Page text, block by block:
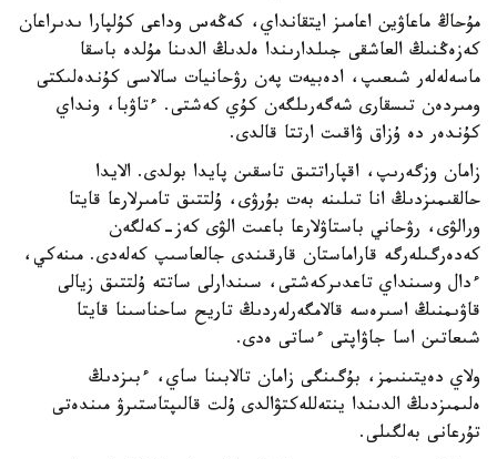
مۇحاڭ ماعاۋين اعامىز ايتقانداي، كەڭەس وداعى كۇلپارا ىدىراعان
كەزەڭنىڭ العاشقى جىلدارىندا ەلدىڭ الدىنا مۇلدە باسقا
ماسەلەلەر شىعىپ، ادەبيەت پەن رۋحانيات سالاسى كۇندەلىكتى
ومىردەن تىسقارى شەگەرىلگەن كۇي كەشتى. ءتاۋبا، ونداي
كۇندەر دە ۇزاق ۋاقىت ارتتا قالدى.
زامان وزگەرىپ، اقپاراتتىق تاسقىن پايدا بولدى. الايدا
حالقىمىزدىڭ انا تىلىنە بەت بۇرۋى، ۇلتتىق تامىرلارعا قايتا
ورالۋى، رۋحاني باستاۋلارعا باعىت الۋى كەز-كەلگەن
كەدەرگىلەرگە قاراماستان قارقىندى جالعاسىپ كەلەدى. مىنەكي،
ءدال وسىنداي تاعدىركەشتى، سىندارلى ساتتە ۇلتتىق زيالى
قاۋىمنىڭ اسىرەسە قالامگەرلەردىڭ تاريح ساحناسىنا قايتا
شىعاتىن اسا جاۋاپتى ءساتى ەدى.
ولاي دەيتىنىمز، بۇگىنگى زامان تالابىنا ساي، ءبىزدىڭ
ەلىمىزدىڭ الدىندا ينتەللەكتۋالدى ۇلت قالىپتاستىرۋ مىندەتى
تۇرعانى بەلگىلى.